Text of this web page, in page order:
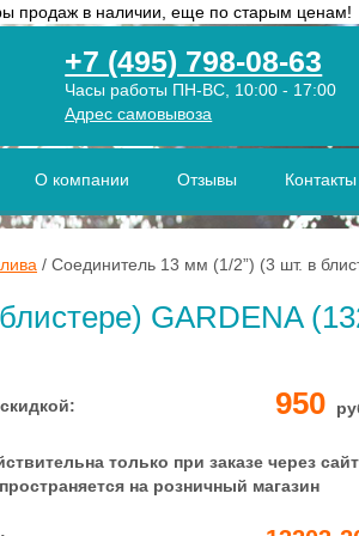
продаж в наличии, еще по старым ценам!
+7 (495) 798-08-63
Часы работы ПН-ВС, 10:00 - 17:00
Адрес самовывоза
О компании Отзывы Контакты
/ Соединитель 13 мм (1/2”) (3 шт. в
GARDENA
950
только при заказе через сайт
на розничный магазин